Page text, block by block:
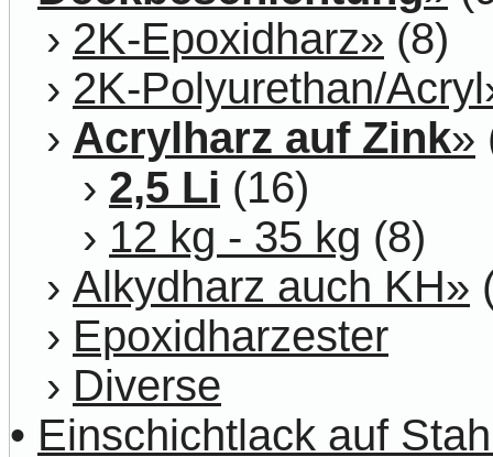
› 2K-Epoxidharz» (8)
› 2K-Polyurethan/
› Acrylharz auf Zink»
› 2,5 Li (16)
› 12 kg - 35 kg (8)
› Alkydharz auch KH»
› Epoxidharzester
› Diverse
• Einschichtlack auf